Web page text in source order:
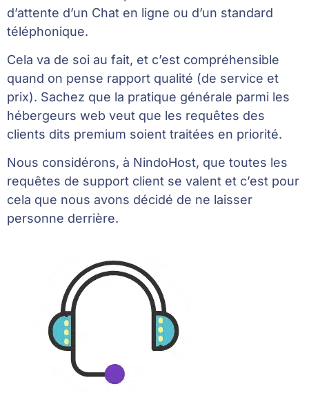
d’attente d’un Chat en ligne ou d’un standard
téléphonique.
Cela va de soi au fait, et c’est compréhensible
quand on pense rapport qualité (de service et
prix). Sachez que la pratique générale parmi les
hébergeurs web veut que les requêtes des
clients dits premium soient traitées en priorité.
Nous considérons, à NindoHost, que toutes les
requêtes de support client se valent et c’est pour
cela que nous avons décidé de ne laisser
personne derrière.